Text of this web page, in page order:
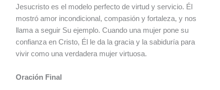
Jesucristo es el modelo perfecto de virtud y servicio. Él
mostró amor incondicional, compasión y fortaleza, y nos
llama a seguir Su ejemplo. Cuando una mujer pone su
confianza en Cristo, Él le da la gracia y la sabiduría para
vivir como una verdadera mujer virtuosa.
Oración Final